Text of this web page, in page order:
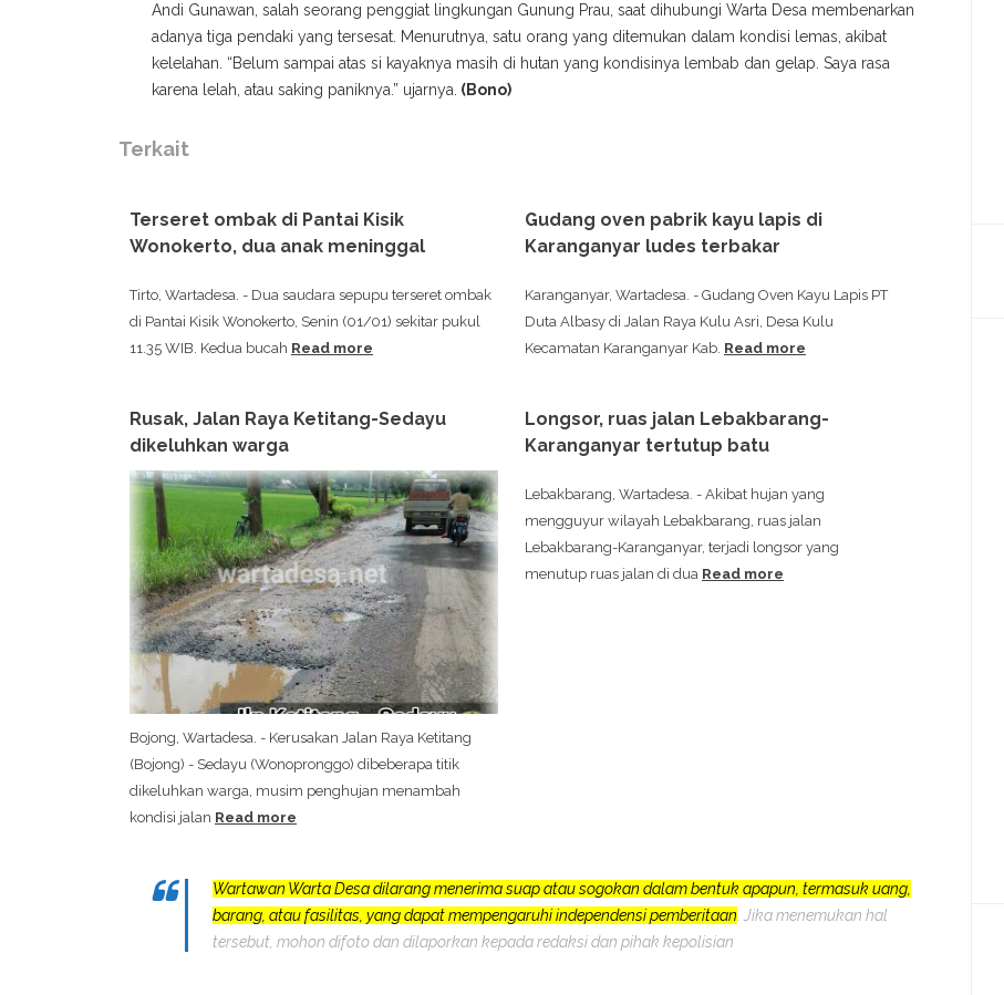
Andi Gunawan, salah seorang penggiat lingkungan Gunung Prau, saat dihubungi Warta Desa membenarkan
adanya tiga pendaki yang tersesat. Menurutnya, satu orang yang ditemukan dalam kondisi lemas, akibat
kelelahan. “Belum sampai atas si kayaknya masih di hutan yang kondisinya lembab dan gelap. Saya rasa
karena lelah, atau saking paniknya.” ujarnya. (Bono)
Terkait
Terseret ombak di Pantai Kisik
Wonokerto, dua anak meninggal
Tirto, Wartadesa. - Dua saudara sepupu terseret ombak
di Pantai Kisik Wonokerto, Senin (01/01) sekitar pukul
11.35 WIB. Kedua bucah Read more
Gudang oven pabrik kayu lapis di
Karanganyar ludes terbakar
Karanganyar, Wartadesa. - Gudang Oven Kayu Lapis PT
Duta Albasy di Jalan Raya Kulu Asri, Desa Kulu
Kecamatan Karanganyar Kab. Read more
Rusak, Jalan Raya Ketitang-Sedayu
dikeluhkan warga
Bojong, Wartadesa. - Kerusakan Jalan Raya Ketitang
(Bojong) - Sedayu (Wonopronggo) dibeberapa titik
dikeluhkan warga, musim penghujan menambah
kondisi jalan Read more
Longsor, ruas jalan Lebakbarang-
Karanganyar tertutup batu
Lebakbarang, Wartadesa. - Akibat hujan yang
mengguyur wilayah Lebakbarang, ruas jalan
Lebakbarang-Karanganyar, terjadi longsor yang
menutup ruas jalan di dua Read more
Wartawan Warta Desa dilarang menerima suap atau sogokan dalam bentuk apapun, termasuk uang,
barang, atau fasilitas, yang dapat mempengaruhi independensi pemberitaan. Jika menemukan hal
tersebut, mohon difoto dan dilaporkan kepada redaksi dan pihak kepolisian